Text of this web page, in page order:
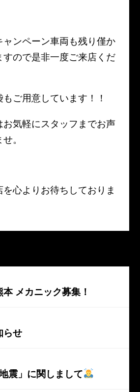
ャンペーン車両も残り僅か
すので是非一度ご来店くだ
ご用意しています！！
お気軽にスタッフまでお声
。
心よりお待ちしておりま
本 メカニック募集！
らせ
震」に関しまして